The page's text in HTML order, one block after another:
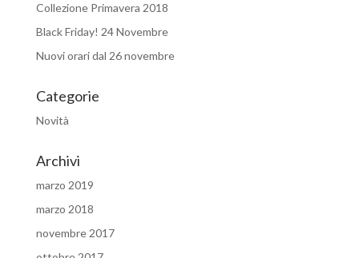
Collezione Primavera 2018
Black Friday! 24 Novembre
Nuovi orari dal 26 novembre
Categorie
Novità
Archivi
marzo 2019
marzo 2018
novembre 2017